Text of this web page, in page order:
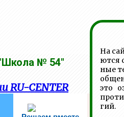
№ 54"
RU-CENTER
На
ют­ся
ные
это
гий.